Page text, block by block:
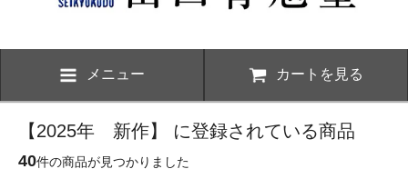
メニュー カートを見る
【2025年 新作】 に登録されている商品
40件の商品が見つかりました